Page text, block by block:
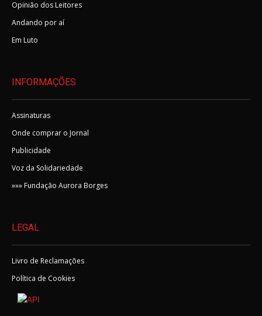
Opinião dos Leitores
Andando por aí
Em Luto
INFORMAÇÕES
Assinaturas
Onde comprar o Jornal
Publicidade
Voz da Solidariedade
»»» Fundação Aurora Borges
LEGAL
Livro de Reclamações
Política de Cookies